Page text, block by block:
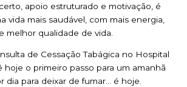
apoio estruturado e motivação, é
vida mais saudável, com mais energia,
melhor qualidade de vida.
de Cessação Tabágica no Hospital
hoje o primeiro passo para um amanhã
dia para deixar de fumar… é hoje.